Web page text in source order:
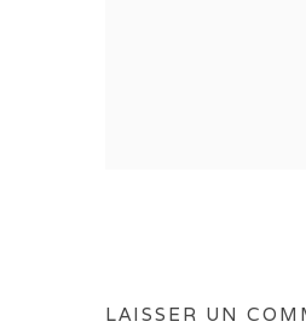
LAISSER UN